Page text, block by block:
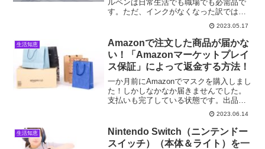
ルペンは日常生活でも職場でも必需品で
す。ただ、インクがなくなった訳ではな
いのに、何故か書けなくなって困った事
はありませんか？今回は、そんな困った
時の対処法と、ボールペンを長持ちさせ
る方法について調べてみ...
2023.05.17
生活知恵
Amazonで注文した商品が届かな
い！「Amazonマーケットプレイ
ス保証」によって返金する方法！
一か月前にAmazonでマスクを購入しまし
た！しかしなかなか届きませんでした。
支払いも完了している状態です。出品者
に問い合わせてみましたが、数日経って
も返信がなく…。そのため「Amazonマー
ケットプレイス保証」を利用しました。
スムーズに返...
2023.06.14
生活知恵
Nintendo Switch（ニンテンドー
スイッチ）（本体＆ライト）を一